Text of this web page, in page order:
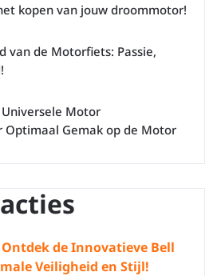
kopen van jouw droommotor!
van de Motorfiets: Passie,
Motor
Optimaal Gemak op de Motor
Ontdek de Innovatieve Bell
Veiligheid en Stijl!